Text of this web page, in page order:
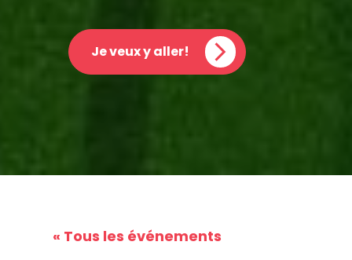
Je veux y aller!
« Tous les événements